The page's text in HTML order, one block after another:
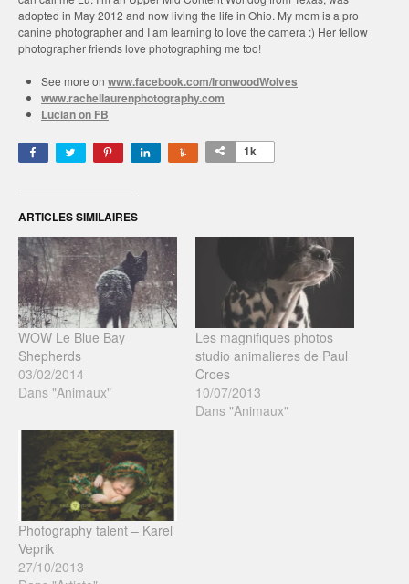
adopted in May 2012 and now living the life in Ohio. My mom is a pro
canine photographer and I am learning to love the camera :) Her fellow
photographer friends love photographing me too!
See more on www.facebook.com/IronwoodWolves
www.rachellaurenphotography.com
Lucian on FB
1k
ARTICLES SIMILAIRES
WOW Le Blue Bay
Shepherds
03/02/2014
Dans "Animaux"
Les magnifiques photos
studio animalieres de Paul
Croes
10/07/2013
Dans "Animaux"
Photography talent – Karel
Veprik
27/10/2013